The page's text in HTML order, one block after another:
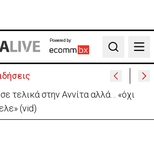
Powered by:
Search
η Κύπρος- Νέα προειδοποίηση για
θερμοκρασίες